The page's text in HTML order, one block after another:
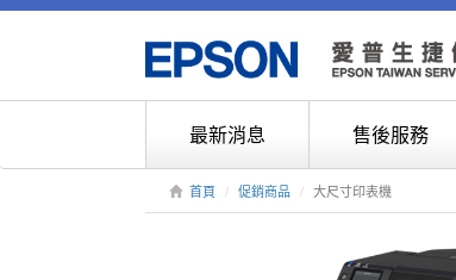
最新消息 售後服務
首頁 促銷商品 大尺寸印表機